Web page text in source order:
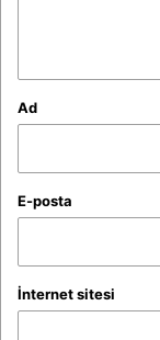
Ad
E-posta
İnternet sitesi